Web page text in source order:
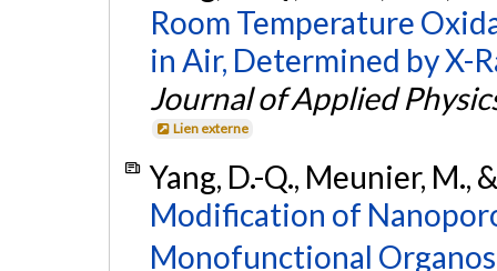
Room Temperature
in Air, Determined by X-
Journal of Applied
Lien externe
Yang, D.-Q., Meunier, M.,
Modification of
Monofunctional